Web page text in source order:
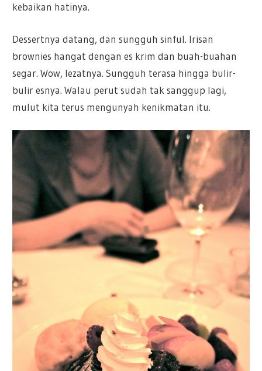
kebaikan hatinya.
Dessertnya datang, dan sungguh sinful. Irisan
brownies hangat dengan es krim dan buah-buahan
segar. Wow, lezatnya. Sungguh terasa hingga bulir-
bulir esnya. Walau perut sudah tak sanggup lagi,
mulut kita terus mengunyah kenikmatan itu.